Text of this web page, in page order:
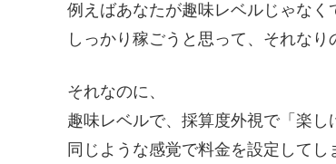
例えばあなたが趣味レベルじゃなく
しっかり稼ごうと思って、それな
それなのに、
趣味レベルで、採算度外視で「楽し
同じような感覚で料金を設定してし